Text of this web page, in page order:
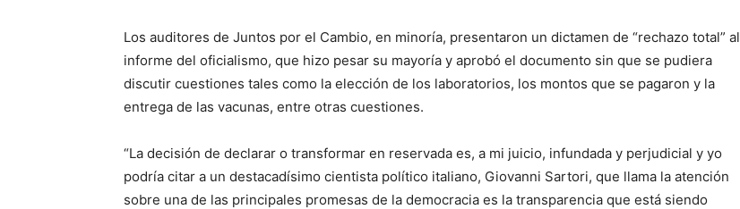
Los auditores de Juntos por el Cambio, en minoría, presentaron un dictamen de “rechazo total” al
informe del oficialismo, que hizo pesar su mayoría y aprobó el documento sin que se pudiera
discutir cuestiones tales como la elección de los laboratorios, los montos que se pagaron y la
entrega de las vacunas, entre otras cuestiones.
“La decisión de declarar o transformar en reservada es, a mi juicio, infundada y perjudicial y yo
podría citar a un destacadísimo cientista político italiano, Giovanni Sartori, que llama la atención
sobre una de las principales promesas de la democracia es la transparencia que está siendo